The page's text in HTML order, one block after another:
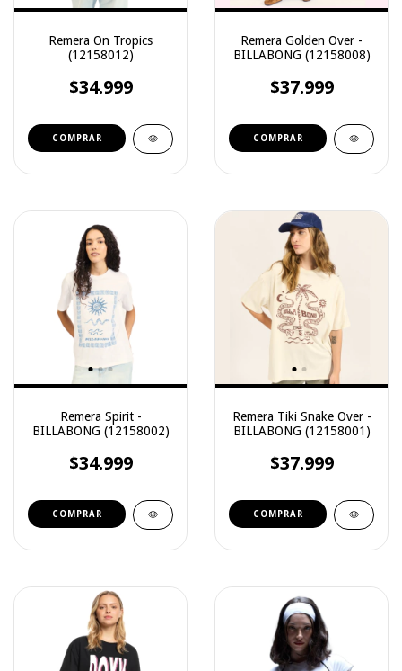
Remera On Tropics
(12158012)
$34.999
COMPRAR
Remera Golden Over -
BILLABONG (12158008)
$37.999
COMPRAR
Remera Spirit -
BILLABONG (12158002)
$34.999
COMPRAR
Remera Tiki Snake Over -
BILLABONG (12158001)
$37.999
COMPRAR